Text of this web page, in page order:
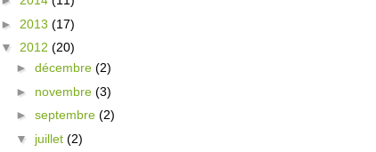
► 2013 (17)
▼ 2012 (20)
► décembre (2)
► novembre (3)
► septembre (2)
▼ juillet (2)